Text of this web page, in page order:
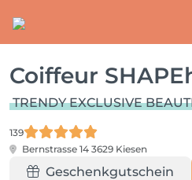
Coiffeur
TRENDY EXCLUSIVE
139
Bernstrasse 14 3629 Kiesen
Geschenkgutschein